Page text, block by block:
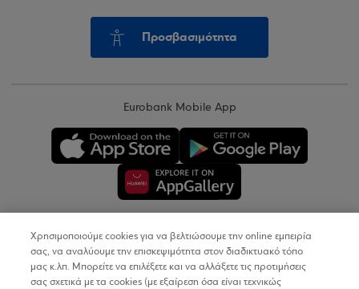
Προσβασιμότητα
Eurobank Mobile App
Copyright © 2026
Χρησιμοποιούμε cookies για να βελτιώσουμε την online εμπειρία
σας, να αναλύουμε την επισκεψιμότητα στον διαδικτυακό τόπο
μας κ.λπ. Μπορείτε να επιλέξετε και να αλλάξετε τις προτιμήσεις
σας σχετικά με τα cookies (με εξαίρεση όσα είναι τεχνικώς